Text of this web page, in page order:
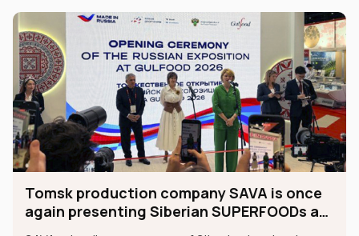
Tomsk production company SAVA is once
again presenting Siberian SUPERFOODs at